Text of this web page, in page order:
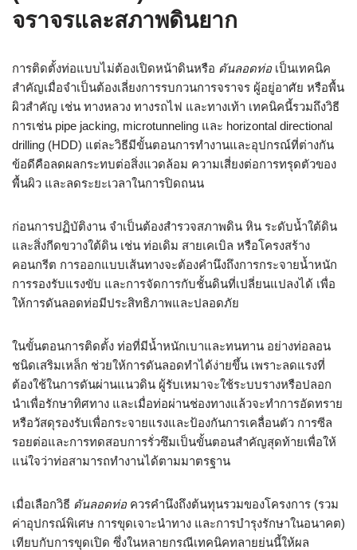
จราจรและสภาพดินยาก
การติดตั้งท่อแบบไม่ต้องเปิดหน้าดินหรือ ดันลอดท่อเป็นเทคนิค
สำคัญเมื่อจำเป็นต้องเลี่ยงการรบกวนการจราจร ผู้อยู่อาศัย หรือพื้น
ผิวสำคัญ เช่น ทางหลวง ทางรถไฟ และทางเท้า เทคนิคนี้รวมถึงวิธี
การเช่น pipe jacking, microtunneling และ horizontal directional
drilling (HDD) แต่ละวิธีมีขั้นตอนการทำงานและอุปกรณ์ที่ต่างกัน
ข้อดีคือลดผลกระทบต่อสิ่งแวดล้อม ความเสี่ยงต่อการทรุดตัวของ
พื้นผิว และลดระยะเวลาในการปิดถนน
ก่อนการปฏิบัติงาน จำเป็นต้องสำรวจสภาพดิน หิน ระดับน้ำใต้ดิน
และสิ่งกีดขวางใต้ดิน เช่น ท่อเดิม สายเคเบิล หรือโครงสร้าง
คอนกรีต การออกแบบเส้นทางจะต้องคำนึงถึงการกระจายน้ำหนัก
การรองรับแรงขับ และการจัดการกับชั้นดินที่เปลี่ยนแปลงได้ เพื่อ
ให้การดันลอดท่อมีประสิทธิภาพและปลอดภัย
ในขั้นตอนการติดตั้ง ท่อที่มีน้ำหนักเบาและทนทาน อย่างท่อลอน
ชนิดเสริมเหล็ก ช่วยให้การดันลอดทำได้ง่ายขึ้น เพราะลดแรงที่
ต้องใช้ในการดันผ่านแนวดิน ผู้รับเหมาจะใช้ระบบรางหรือปลอก
นำเพื่อรักษาทิศทาง และเมื่อท่อผ่านช่องทางแล้วจะทำการอัดทราย
หรือวัสดุรองรับเพื่อกระจายแรงและป้องกันการเคลื่อนตัว การซีล
รอยต่อและการทดสอบการรั่วซึมเป็นขั้นตอนสำคัญสุดท้ายเพื่อให้
แน่ใจว่าท่อสามารถทำงานได้ตามมาตรฐาน
เมื่อเลือกวิธี ดันลอดท่อควรคำนึงถึงต้นทุนรวมของโครงการ (รวม
ค่าอุปกรณ์พิเศษ การขุดเจาะนำทาง และการบำรุงรักษาในอนาคต)
เทียบกับการขุดเปิด ซึ่งในหลายกรณีเทคนิคทลายย่นนี้ให้ผล